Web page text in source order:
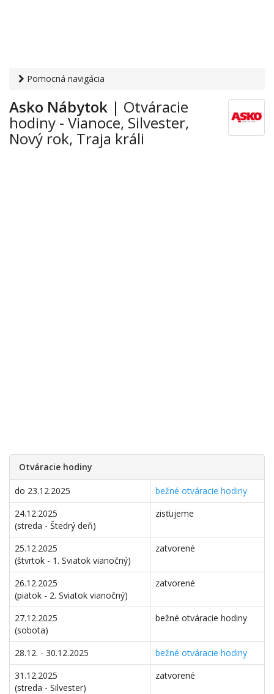
Pomocná navigácia
Vianoce, Silvester, Nový rok, Traja králi› Asko Nábytok
Asko Nábytok | Otváracie
hodiny - Vianoce, Silvester,
Nový rok, Traja králi
Otváracie hodiny
do 23.12.2025
bežné otváracie hodiny
24.12.2025
(streda - Štedrý deň)
zisťujeme
25.12.2025
(štvrtok - 1. Sviatok vianočný)
zatvorené
26.12.2025
(piatok - 2. Sviatok vianočný)
zatvorené
27.12.2025
(sobota)
bežné otváracie hodiny
28.12. - 30.12.2025
bežné otváracie hodiny
31.12.2025
(streda - Silvester)
zatvorené